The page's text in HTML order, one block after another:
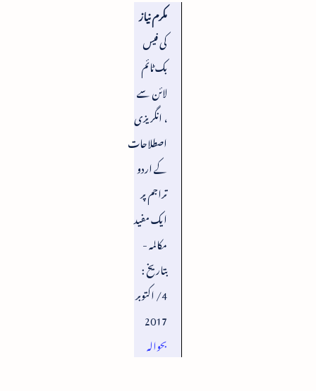
مکرم نیاز
کی فیس
بک ٹائم
لائن سے
، انگریزی
اصطلاحات
کے اردو
تراجم پر
ایک مفید
مکالمہ -
بتاریخ :
4/ اکتوبر
2017
بحوالہ